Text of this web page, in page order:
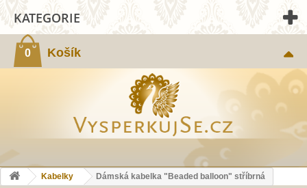
0 Košík
KATEGORIE
Kabelky Dámská kabelka "Beaded balloon" stříbrná